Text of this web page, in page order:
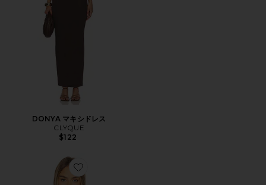
DONYA マキシドレス
CLYQUE
$122
Favorite EMILY トップ